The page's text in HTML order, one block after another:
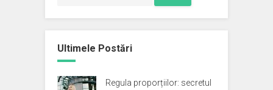
Ultimele Postări
Regula proporțiilor: secretul